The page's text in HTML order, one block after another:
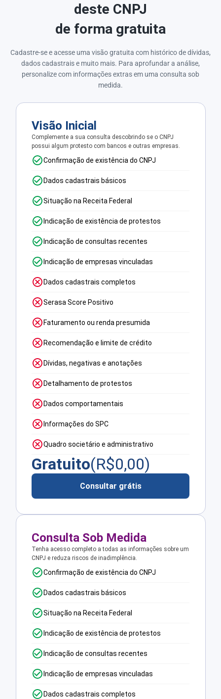
deste CNPJ
de forma gratuita
Cadastre-se e acesse uma visão gratuita com histórico de dívidas,
dados cadastrais e muito mais. Para aprofundar a análise,
personalize com informações extras em uma consulta sob
medida.
Visão Inicial
Complemente a sua consulta descobrindo se o CNPJ
possui algum protesto com bancos e outras empresas.
Confirmação de existência do CNPJ
Dados cadastrais básicos
Situação na Receita Federal
Indicação de existência de protestos
Indicação de consultas recentes
Indicação de empresas vinculadas
Dados cadastrais completos
Serasa Score Positivo
Faturamento ou renda presumida
Recomendação e limite de crédito
Dívidas, negativas e anotações
Detalhamento de protestos
Dados comportamentais
Informações do SPC
Quadro societário e administrativo
Gratuito(R$0,00)
Consultar grátis
Consulta Sob Medida
Tenha acesso completo a todas as informações sobre um
CNPJ e reduza riscos de inadimplência.
Confirmação de existência do CNPJ
Dados cadastrais básicos
Situação na Receita Federal
Indicação de existência de protestos
Indicação de consultas recentes
Indicação de empresas vinculadas
Dados cadastrais completos